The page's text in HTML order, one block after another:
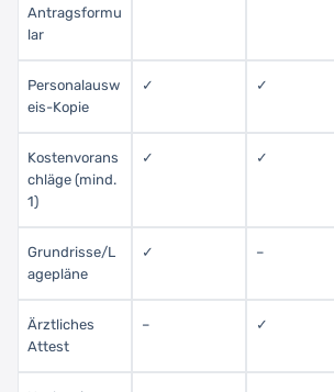
Antragsformu
lar
Personalausw
eis-Kopie
✓ ✓
Kostenvorans
chläge (mind.
1)
✓ ✓
Grundrisse/L
agepläne
✓ –
Ärztliches
Attest
– ✓